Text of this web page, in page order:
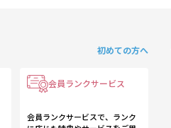
初めての方へ
会員ランクサービス
会員ランクサービスで、ランク